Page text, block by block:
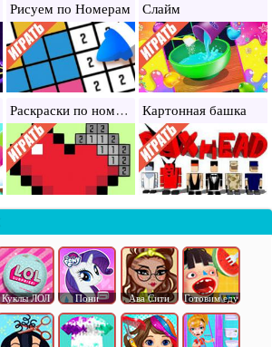
Рисуем по Номерам Слайм
Раскраски по номерам Картонная башка
Куклы ЛОЛ Пони Ава Сити Готовим еду